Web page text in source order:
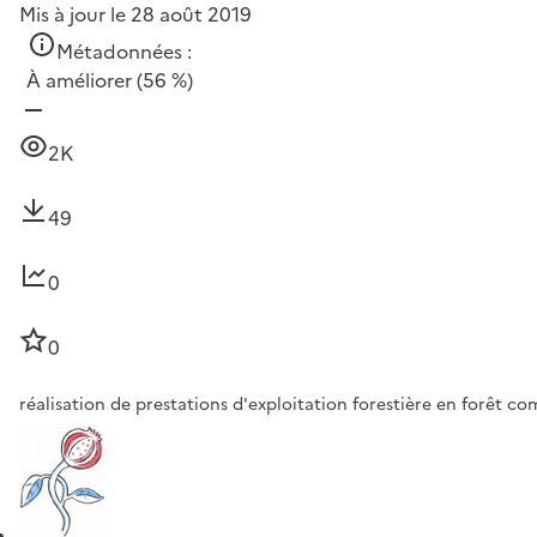
Mis à jour le 28 août 2019
Métadonnées :
À améliorer(56 %)
2K
49
0
0
réalisation de prestations d'exploitation forestière en forêt